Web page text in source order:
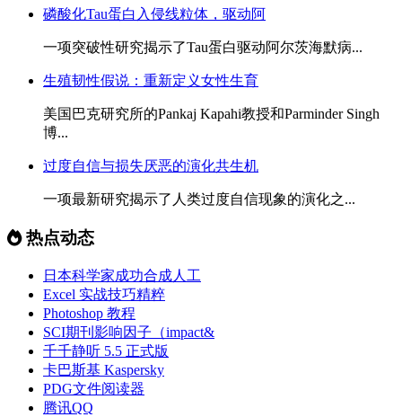
磷酸化Tau蛋白入侵线粒体，驱动阿
一项突破性研究揭示了Tau蛋白驱动阿尔茨海默病...
生殖韧性假说：重新定义女性生育
美国巴克研究所的Pankaj Kapahi教授和Parminder Singh
博...
过度自信与损失厌恶的演化共生机
一项最新研究揭示了人类过度自信现象的演化之...
热点动态
日本科学家成功合成人工
Excel 实战技巧精粹
Photoshop 教程
SCI期刊影响因子（impact&
千千静听 5.5 正式版
卡巴斯基 Kaspersky
PDG文件阅读器
腾讯QQ